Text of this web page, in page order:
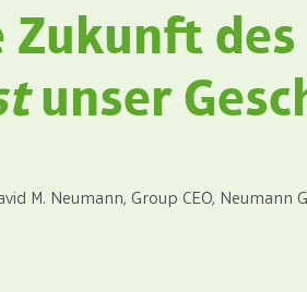
Zukunft
unser
M. Neumann, Group CEO, Neumann